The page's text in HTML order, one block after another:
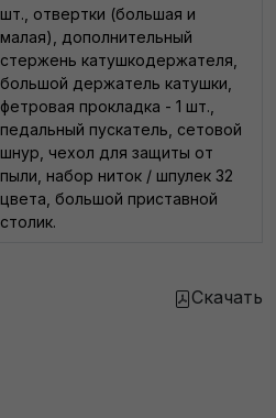
шт., отвертки (большая и
малая), дополнительный
стержень катушкодержателя,
большой держатель катушки,
фетровая прокладка - 1 шт.,
педальный пускатель, сетовой
шнур, чехол для защиты от
пыли, набор ниток / шпулек 32
цвета, большой приставной
столик.
Скачать